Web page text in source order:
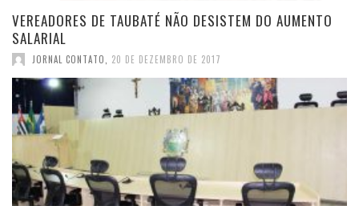
VEREADORES DE TAUBATÉ NÃO DESISTEM DO AUMENTO
SALARIAL
JORNAL CONTATO 20 DE DEZEMBRO DE 2017